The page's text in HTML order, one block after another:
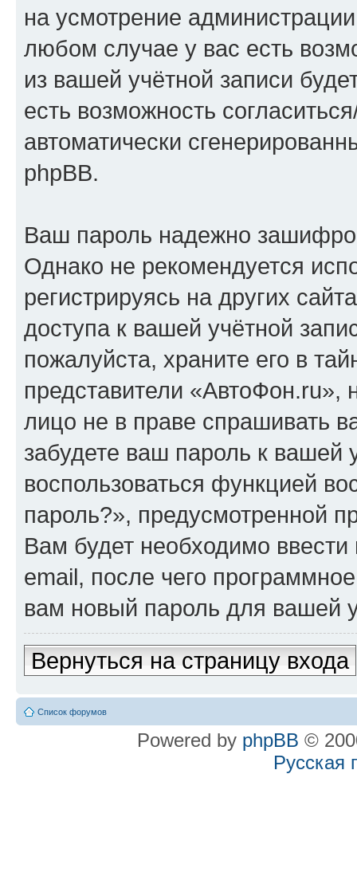
на усмотрение
любом случае у вас есть
из вашей учётной записи
есть возможность
автоматически
phpBB.
Ваш пароль надежно
Однако не рекомендуется
регистрируясь на других
доступа к вашей учётной
пожалуйста, храните его в
представители «АвтоФон.ru»,
лицо не в праве спрашивать
забудете ваш пароль к вашей
воспользоваться функцией
пароль?», предусмотренной
Вам будет необходимо
email, после чего
вам новый пароль для вашей
Вернуться на страницу входа
Список форумов
Powered by phpBB ©
Русская